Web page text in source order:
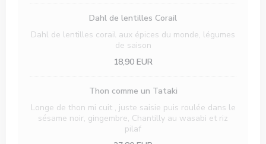
Dahl de lentilles Corail
Dahl de lentilles corail aux épices du monde, légumes
de saison
18,90 EUR
Thon comme un Tataki
Longe de thon mi cuit , juste saisie puis roulée dans le
sésame noir, gingembre, Chantilly au wasabi et riz
pilaf